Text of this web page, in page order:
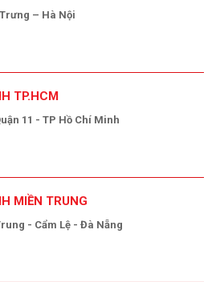
– Hà Nội
TP.HCM
11 - TP Hồ Chí Minh
MIỀN TRUNG
- Cẩm Lệ - Đà Nẵng